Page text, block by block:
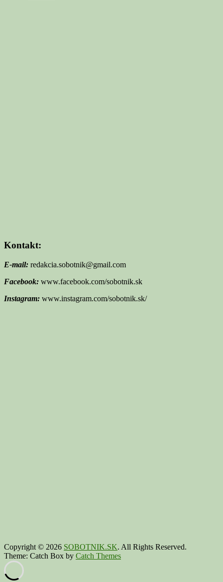
Kontakt:
E-mail: redakcia.sobotnik@gmail.com
Facebook: www.facebook.com/sobotnik.sk
Instagram: www.instagram.com/sobotnik.sk/
Copyright © 2026 SOBOTNIK.SK. All Rights Reserved.
Theme: Catch Box by Catch Themes
Scroll
Up